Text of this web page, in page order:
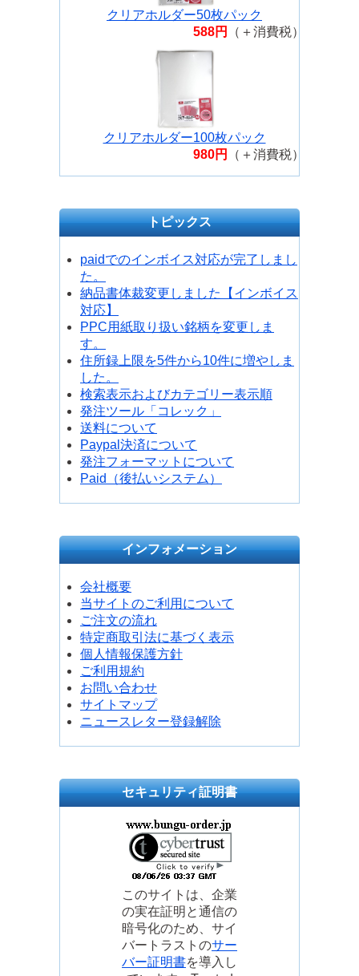
クリアホルダー50枚パック
588円
（＋消費税）
クリアホルダー100枚パック
980円
（＋消費税）
トピックス
paidでのインボイス対応が完了しまし
た。
納品書体裁変更しました【インボイス
対応】
PPC用紙取り扱い銘柄を変更しま
す。
住所録上限を5件から10件に増やしま
した。
検索表示およびカテゴリー表示順
発注ツール「コレック」
送料について
Paypal決済について
発注フォーマットについて
Paid（後払いシステム）
インフォメーション
会社概要
当サイトのご利用について
ご注文の流れ
特定商取引法に基づく表示
個人情報保護方針
ご利用規約
お問い合わせ
サイトマップ
ニュースレター登録解除
セキュリティ証明書
このサイトは、企業
の実在証明と通信の
暗号化のため、サイ
バートラストのサー
バー証明書を導入し